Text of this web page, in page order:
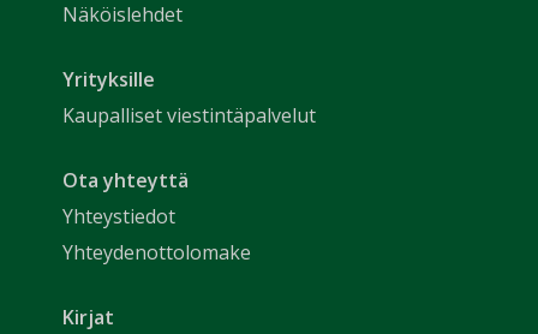
Näköislehdet
Yrityksille
Kaupalliset viestintäpalvelut
Ota yhteyttä
Yhteystiedot
Yhteydenottolomake
Kirjat